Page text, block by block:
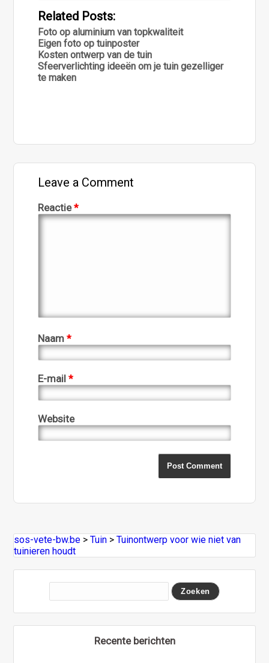
Related Posts:
Foto op aluminium van topkwaliteit
Eigen foto op tuinposter
Kosten ontwerp van de tuin
Sfeerverlichting ideeën om je tuin gezelliger
te maken
Leave a Comment
Reactie*
Naam*
E-mail*
Website
sos-vete-bw.be >Tuin >Tuinontwerp voor wie niet van
tuinieren houdt
Recente berichten